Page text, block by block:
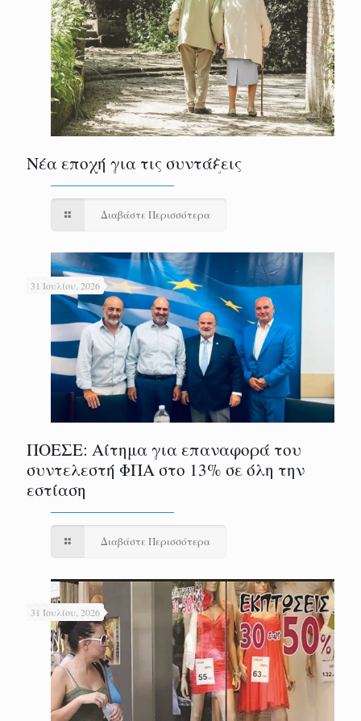
Νέα εποχή για τις συντάξεις
Διαβάστε Περισσότερα
31 Ιουλίου, 2026
ΠΟΕΣΕ: Αίτημα για επαναφορά του
συντελεστή ΦΠΑ στο 13% σε όλη την
εστίαση
Διαβάστε Περισσότερα
31 Ιουλίου, 2026